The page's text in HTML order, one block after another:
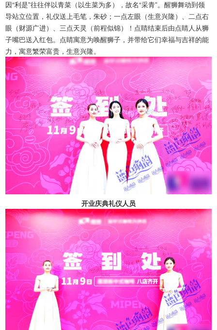
因“利是”往往伴以青菜（以生菜为多），故名“采青”。醒狮舞动到领
导站立位置，礼仪送上毛笔，朱砂；一点左眼（生意兴隆）、二点右
眼（财源广进）、三点天灵（前程似锦）！点睛结束后由点睛人从狮
子嘴巴送入红包。点睛寓意为唤醒狮子，并带给它们幸福与吉祥的能
力，寓意繁荣富贵，生意兴隆。
开业庆典礼仪人员